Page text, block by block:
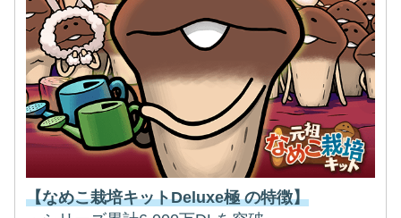
【なめこ栽培キットDeluxe極 の特徴】